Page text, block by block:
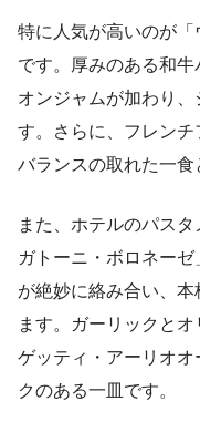
特に人気が高いのが「
です。厚みのある和
オンジャムが加わり
す。さらに、フレンチ
バランスの取れた一食
また、ホテルのパス
ガトーニ・ボロネー
が絶妙に絡み合い、
ます。ガーリックと
ゲッティ・アーリオ
クのある一皿です。